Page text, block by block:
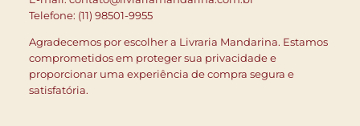
Telefone: (11) 98501-9955
Agradecemos por escolher a Livraria Mandarina. Estamos
comprometidos em proteger sua privacidade e
proporcionar uma experiência de compra segura e
satisfatória.